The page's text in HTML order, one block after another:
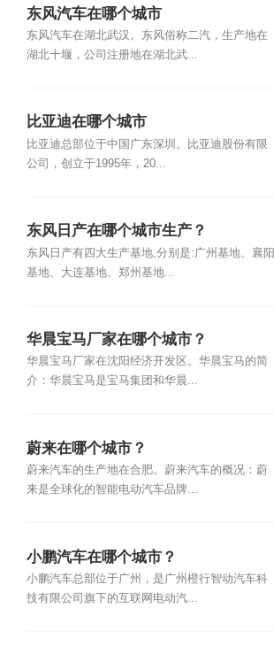
东风汽车在哪个城市
东风汽车在湖北武汉。东风俗称二汽，生产地在
湖北十堰，公司注册地在湖北武...
比亚迪在哪个城市
比亚迪总部位于中国广东深圳。比亚迪股份有限
公司，创立于1995年，20...
东风日产在哪个城市生产？
东风日产有四大生产基地,分别是:广州基地、襄阳
基地、大连基地、郑州基地...
华晨宝马厂家在哪个城市？
华晨宝马厂家在沈阳经济开发区。华晨宝马的简
介：华晨宝马是宝马集团和华晨...
蔚来在哪个城市？
蔚来汽车的生产地在合肥。蔚来汽车的概况：蔚
来是全球化的智能电动汽车品牌...
小鹏汽车在哪个城市？
小鹏汽车总部位于广州，是广州橙行智动汽车科
技有限公司旗下的互联网电动汽...